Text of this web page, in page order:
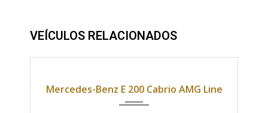
VEÍCULOS RELACIONADOS
Mercedes-Benz GLC Coupe